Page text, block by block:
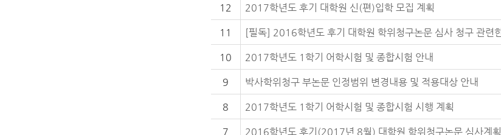
12 2017학년도 후기 대학원 신(편)입학 모집 계획
11
10 2017학년도 1학기 어학시험 및 종합시험 안내
9 박사학위청구 부논문 인정범위 변경내용 및 적용대상 안내
8 2017학년도 1학기 어학시험 및 종합시험 시행 계획
7 2016학년도 후기(2017년 8월) 대학원 학위청구논문 심사계획